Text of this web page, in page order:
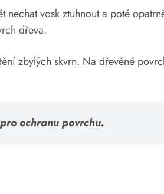
vosk ztuhnout a poté
dřeva.
zbylých skvrn. Na dřevěné
ochranu povrchu.